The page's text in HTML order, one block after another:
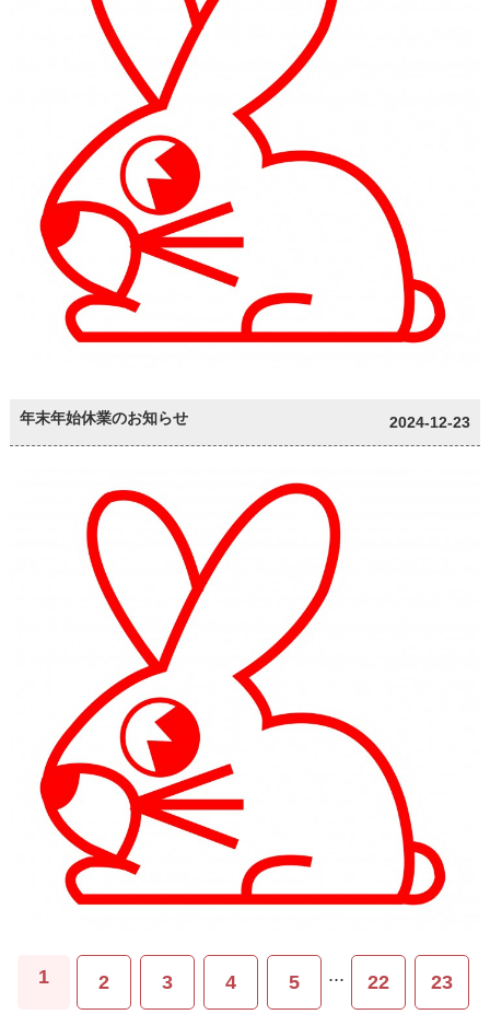
年末年始休業のお知らせ 2024-12-23
1 2 3 4 5 ... 22 23